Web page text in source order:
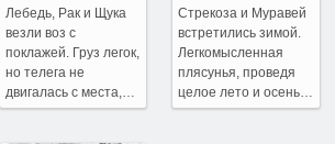
Лебедь, Рак и Щука
везли воз с
поклажей. Груз легок,
но телега не
двигалась с места,…
Стрекоза и Муравей
встретились зимой.
Легкомысленная
плясунья, проведя
целое лето и осень…